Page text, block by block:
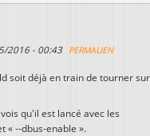
2016 - 00:43 PERMALIEN
soit déjà en train de tourner sur
qu'il est lancé avec les
« --dbus-enable ».